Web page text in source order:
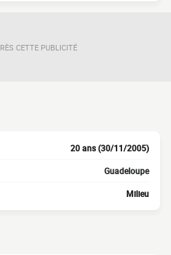
CETTE PUBLICITÉ
20 ans (30/11/2005)
Guadeloupe
Milieu